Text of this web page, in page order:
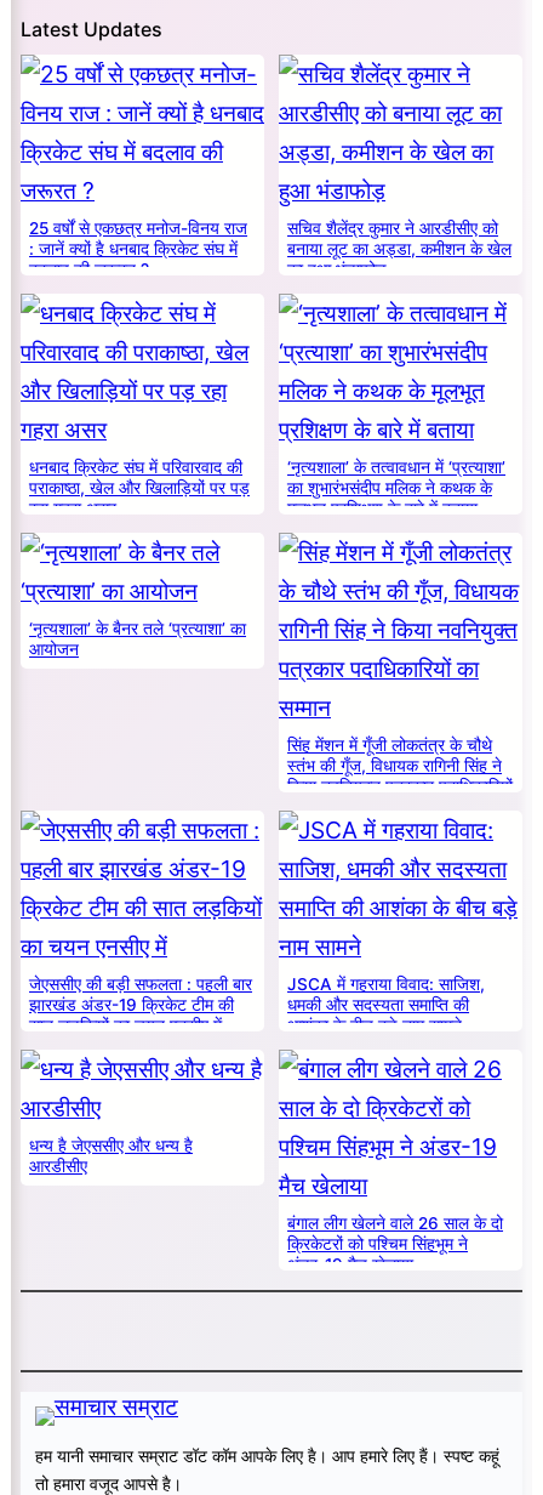
Latest Updates
25 वर्षों से एकछत्र मनोज-विनय राज
: जानें क्यों है धनबाद क्रिकेट संघ में
बदलाव की जरूरत ?
सचिव शैलेंद्र कुमार ने आरडीसीए को
बनाया लूट का अड्डा, कमीशन के खेल
का हुआ भंडाफोड़
धनबाद क्रिकेट संघ में परिवारवाद की
पराकाष्ठा, खेल और खिलाड़ियों पर पड़
रहा गहरा असर
‘नृत्यशाला’ के तत्वावधान में ‘प्रत्याशा’
का शुभारंभसंदीप मलिक ने कथक के
मूलभूत प्रशिक्षण के बारे में बताया
‘नृत्यशाला’ के बैनर तले ‘प्रत्याशा’ का
आयोजन
सिंह मेंशन में गूँजी लोकतंत्र के चौथे
स्तंभ की गूँज, विधायक रागिनी सिंह ने
किया नवनियुक्त पत्रकार पदाधिकारियों
का सम्मान
जेएससीए की बड़ी सफलता : पहली बार
झारखंड अंडर-19 क्रिकेट टीम की
सात लड़कियों का चयन एनसीए में
JSCA में गहराया विवाद: साजिश,
धमकी और सदस्यता समाप्ति की
आशंका के बीच बड़े नाम सामने
धन्य है जेएससीए और धन्य है
आरडीसीए
बंगाल लीग खेलने वाले 26 साल के दो
क्रिकेटरों को पश्चिम सिंहभूम ने
अंडर-19 मैच खेलाया
हम यानी समाचार सम्राट डॉट कॉम आपके लिए है। आप हमारे लिए हैं। स्पष्ट कहूं
तो हमारा वजूद आपसे है।